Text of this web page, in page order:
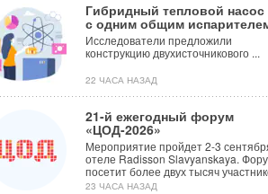
Гибридный тепловой насос
с одним общим
Исследователи предложили
конструкцию двухисточникового ...
22 ЧАСА НАЗАД
21-й ежегодный форум
«ЦОД-2026»
Мероприятие пройдет 2-3
отеле Radisson Slavyanskaya.
посетит более двух тысяч
23 ЧАСА НАЗАД